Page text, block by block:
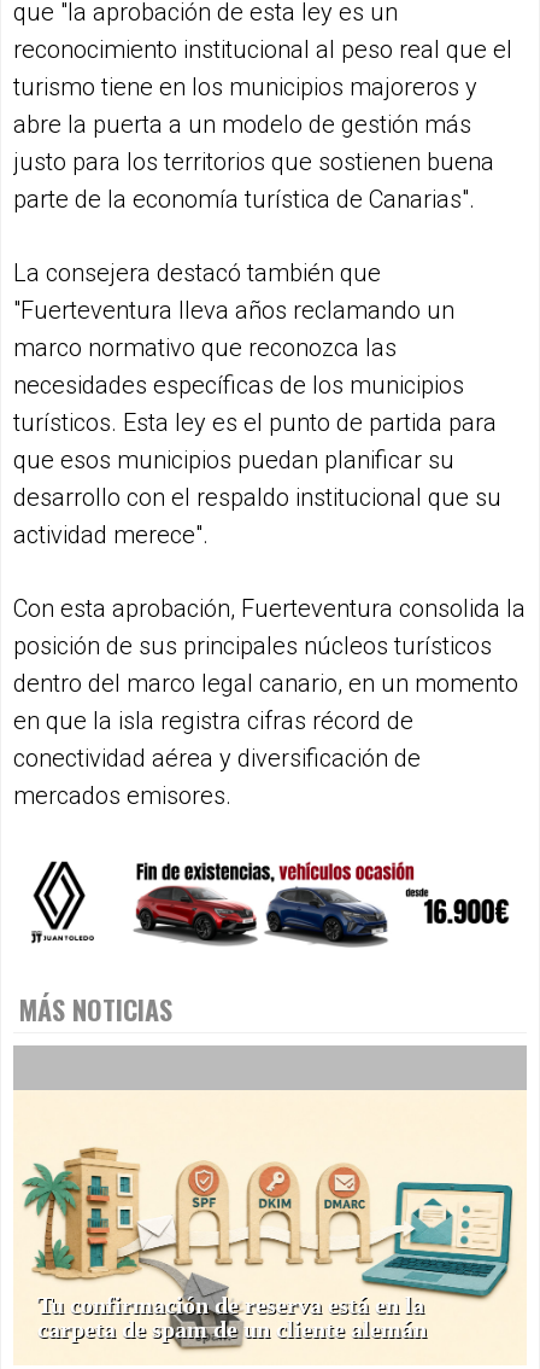
que "la aprobación de esta ley es un
reconocimiento institucional al peso real que el
turismo tiene en los municipios majoreros y
abre la puerta a un modelo de gestión más
justo para los territorios que sostienen buena
parte de la economía turística de Canarias".
La consejera destacó también que
"Fuerteventura lleva años reclamando un
marco normativo que reconozca las
necesidades específicas de los municipios
turísticos. Esta ley es el punto de partida para
que esos municipios puedan planificar su
desarrollo con el respaldo institucional que su
actividad merece".
Con esta aprobación, Fuerteventura consolida la
posición de sus principales núcleos turísticos
dentro del marco legal canario, en un momento
en que la isla registra cifras récord de
conectividad aérea y diversificación de
mercados emisores.
MÁS NOTICIAS
Tu confirmación de reserva está en la
carpeta de spam de un cliente alemán